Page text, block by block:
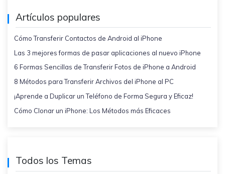
Artículos populares
Cómo Transferir Contactos de Android al iPhone
Las 3 mejores formas de pasar aplicaciones al nuevo iPhone
6 Formas Sencillas de Transferir Fotos de iPhone a Android
8 Métodos para Transferir Archivos del iPhone al PC
¡Aprende a Duplicar un Teléfono de Forma Segura y Eficaz!
Cómo Clonar un iPhone: Los Métodos más Eficaces
Todos los Temas